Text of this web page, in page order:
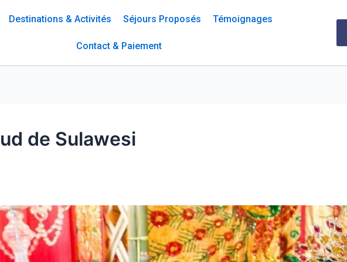
Destinations & Activités Séjours Proposés Témoignages
Contact & Paiement
de Sulawesi